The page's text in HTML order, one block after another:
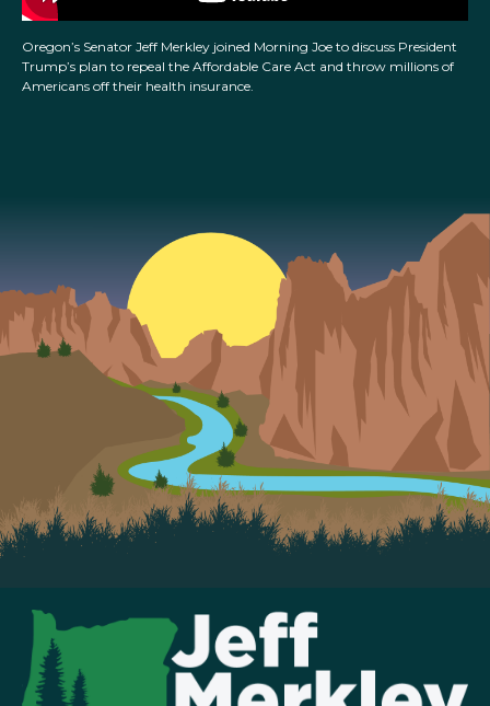
Oregon’s Senator Jeff Merkley joined Morning Joe to discuss President
Trump’s plan to repeal the Affordable Care Act and throw millions of
Americans off their health insurance.